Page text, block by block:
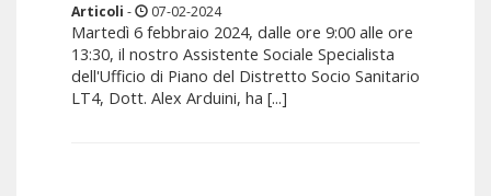
Articoli - 07-02-2024
Martedì 6 febbraio 2024, dalle ore 9:00 alle ore
13:30, il nostro Assistente Sociale Specialista
dell'Ufficio di Piano del Distretto Socio Sanitario
LT4, Dott. Alex Arduini, ha [...]